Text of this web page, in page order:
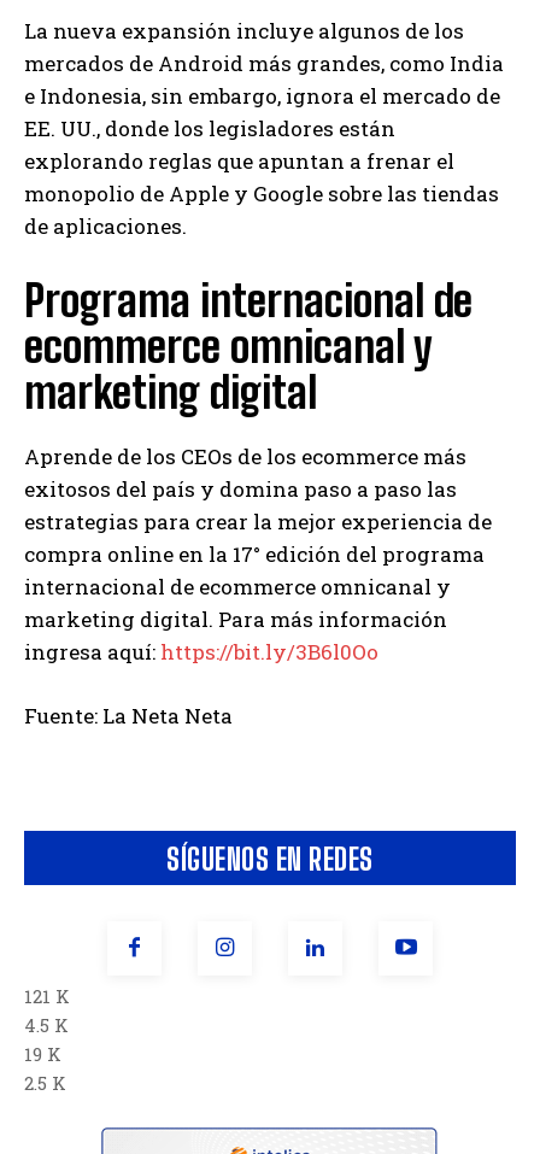
SÍGUENOS EN REDES
121 K
4.5 K
19 K
2.5 K
La nueva expansión incluye algunos de los
mercados de Android más grandes, como India
e Indonesia, sin embargo, ignora el mercado de
EE. UU., donde los legisladores están
explorando reglas que apuntan a frenar el
monopolio de Apple y Google sobre las tiendas
de aplicaciones.
Programa internacional de
ecommerce omnicanal y
marketing digital
Aprende de los CEOs de los ecommerce más
exitosos del país y domina paso a paso las
estrategias para crear la mejor experiencia de
compra online en la 17° edición del programa
internacional de ecommerce omnicanal y
marketing digital. Para más información
ingresa aquí: https://bit.ly/3B6l0Oo
Fuente: La Neta Neta